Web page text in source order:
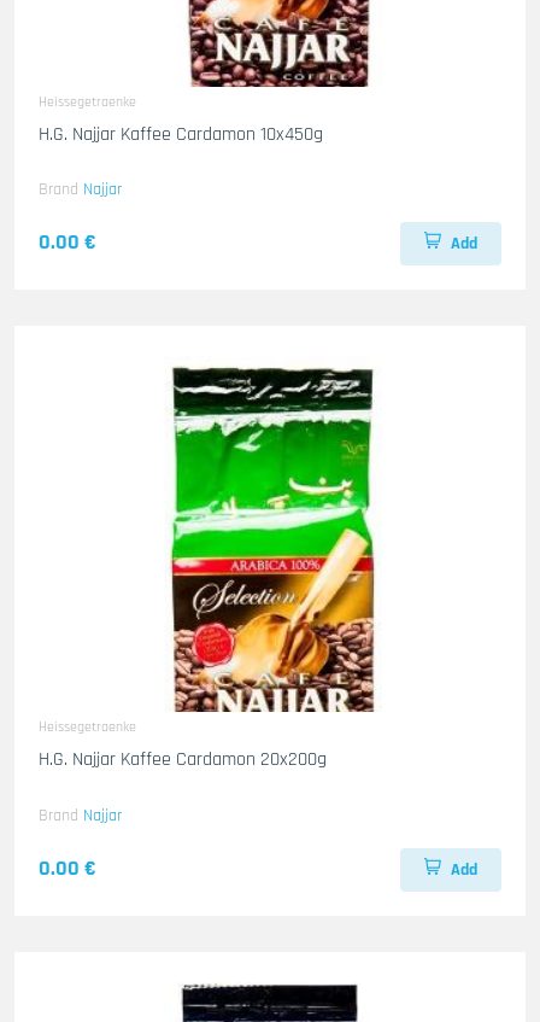
Heissegetraenke
H.G. Najjar Kaffee Cardamon 10x450g
Brand Najjar
0.00 € Add
Heissegetraenke
H.G. Najjar Kaffee Cardamon 20x200g
Brand Najjar
0.00 € Add